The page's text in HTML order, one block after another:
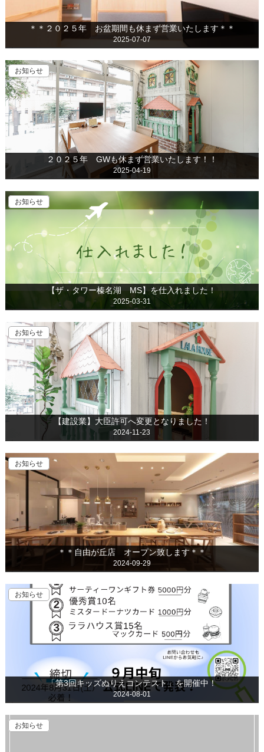
＊＊２０２５年 お盆期間も休まず営業いたします＊＊
2025-07-07
お知らせ
２０２５年 GWも休まず営業いたします！！
2025-04-19
お知らせ
【ザ・タワー榛名湖 MS】を仕入れました！
2025-03-31
お知らせ
【建設業】大臣許可へ変更となりました！
2024-11-23
お知らせ
＊＊自由が丘店 オープン致します＊＊
2024-09-29
お知らせ
「第3回キッズぬりえコンテスト」を開催中！
2024-08-01
お知らせ